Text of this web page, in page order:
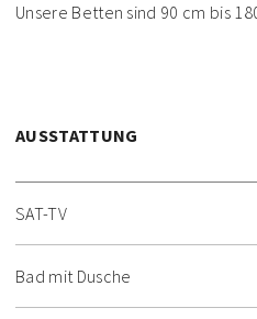
Unsere Betten sind 90 cm bis
AUSSTATTUNG
SAT-TV
Bad mit Dusche